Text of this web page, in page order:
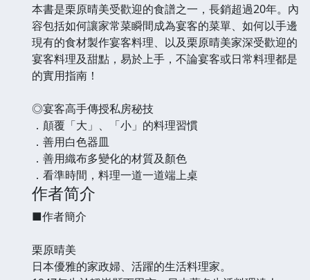
本書是栗原晴美受歡迎的食譜之一，長銷超過20年。內
容包括如何讓家常菜瞬間成為宴客的菜單、如何以手邊
現有的食材製作宴客料理、以及栗原晴美家深受歡迎的
宴客料理及甜點，易於上手，不論宴客或日常料理都是
的實用指南！
◎宴客高手傳授私房秘技
．顛覆「大」、「小」的料理習慣
．善用白色器皿
．善用織布多變化的材質及顏色
．看準時間，料理一道一道端上桌
作者简介
■作者簡介
栗原晴美
日本優雅的家政婦、活躍的生活料理家。